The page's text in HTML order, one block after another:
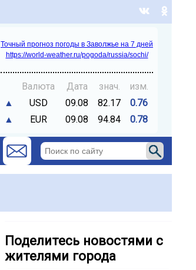
Точный прогноз погоды в Заволжье на 7 дней
https://world-weather.ru/pogoda/russia/sochi/
Валюта Дата знач.
изм.
▲
USD 09.08 82.17
0.76
▲
EUR 09.08 94.84 0.78
Поделитесь новостями с
жителями города